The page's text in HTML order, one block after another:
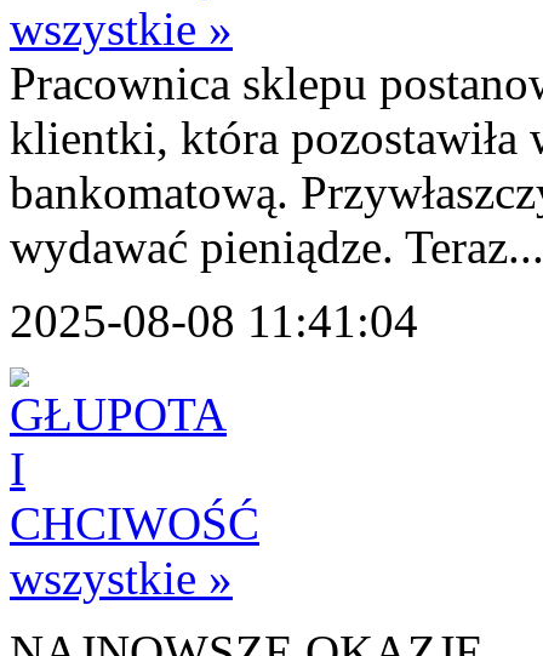
wszystkie »
Pracownica sklepu
klientki, która pozostawiła
bankomatową.
wydawać pieniądze. Teraz...
2025-08-08 11:41:04
wszystkie »